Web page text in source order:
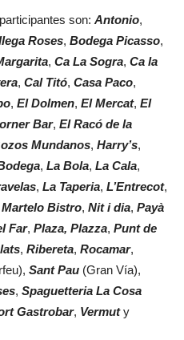
participantes son: Antonio,
Roses, Bodega Picasso,
, Ca La Sogra, Ca la
, Cal Titó, Casa Paco,
, El Dolmen, El Mercat, El
Bar, El Racó de la
Mundanos, Harry’s,
, La Bola, La Cala,
, La Taperia, L’Entrecot,
Martelo Bistro, Nit i dia, Payà
Far, Plaza, Plazza, Punt de
, Ribereta, Rocamar,
Sant Pau (Gran Vía),
, Spaguetteria La Cosa
Gastrobar, Vermuty